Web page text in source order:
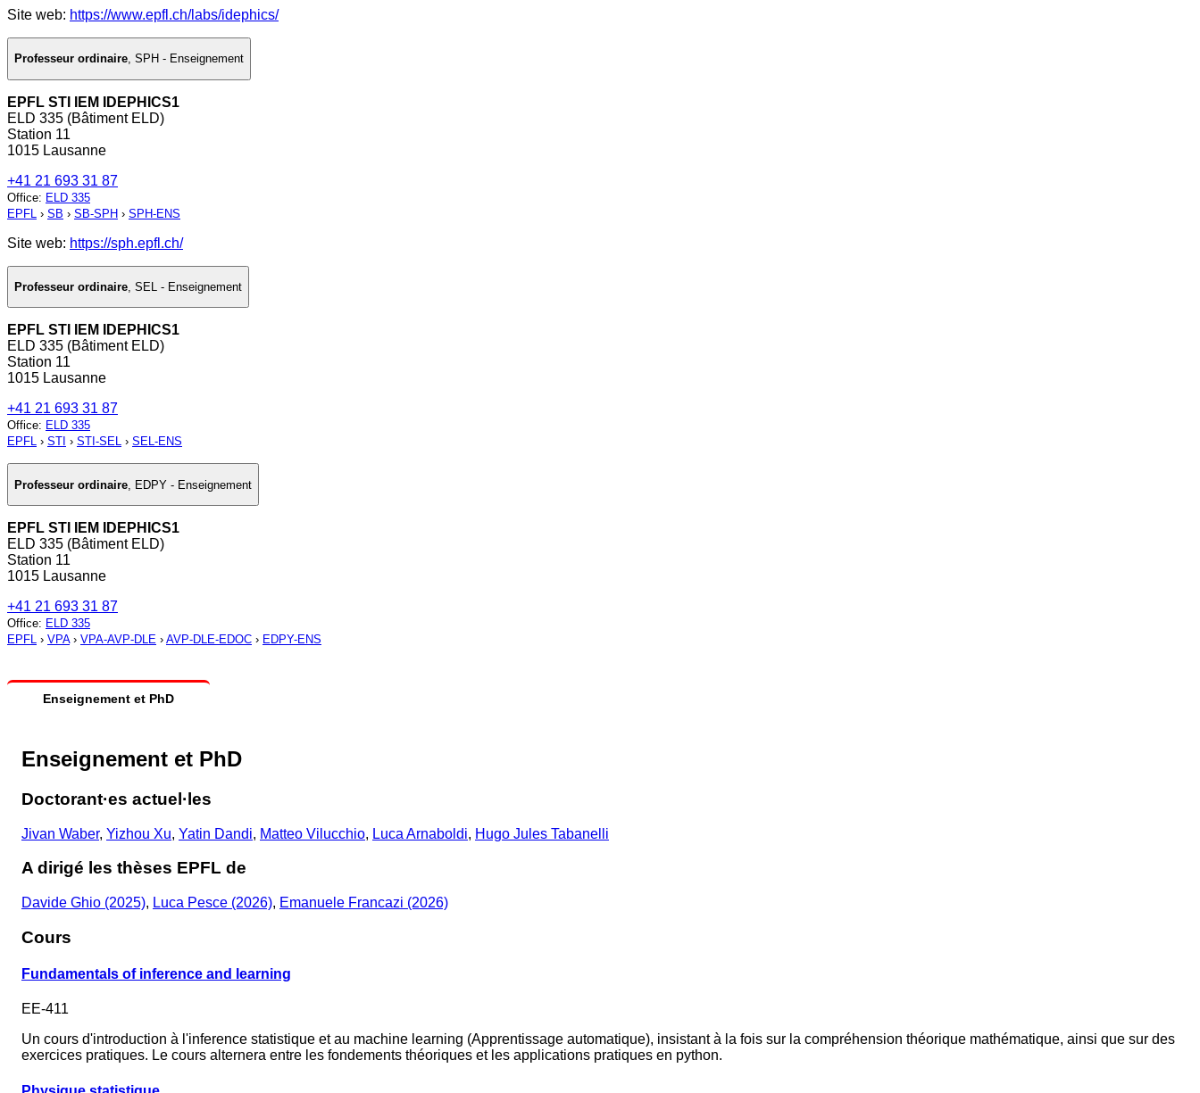
Site web: https://www.epfl.ch/labs/idephics/
Professeur ordinaire, SPH - Enseignement
EPFL STI IEM IDEPHICS1
ELD 335 (Bâtiment ELD)
Station 11
1015 Lausanne
+41 21 693 31 87
Office: ELD 335
EPFL › SB › SB-SPH › SPH-ENS
Site web: https://sph.epfl.ch/
Professeur ordinaire, SEL - Enseignement
EPFL STI IEM IDEPHICS1
ELD 335 (Bâtiment ELD)
Station 11
1015 Lausanne
+41 21 693 31 87
Office: ELD 335
EPFL › STI › STI-SEL › SEL-ENS
Professeur ordinaire EDPY - Enseignement
EPFL STI IEM IDEPHICS1
ELD 335 (Bâtiment ELD)
Station 11
1015 Lausanne
+41 21 693 31 87
Office: ELD 335
EPFL › VPA› VPA-AVP-DLE › AVP-DLE-EDOC › EDPY-ENS
Enseignement et PhD
Enseignement et PhD
Doctorant·es actuel·les
Jivan Waber, Yizhou Xu, Yatin Dandi, Matteo Vilucchio, Luca Arnaboldi, Hugo Jules Tabanelli
A dirigé les thèses EPFL de
Davide Ghio (2025), Luca Pesce (2026), Emanuele Francazi (2026)
Cours
Fundamentals of inference and learning
EE-411
Un cours d'introduction à l'inference statistique et au machine learning (Apprentissage automatique), insistant à la fois sur la compréhension théorique mathématique, ainsi que sur des
exercices pratiques. Le cours alternera entre les fondements théoriques et les applications pratiques en python.